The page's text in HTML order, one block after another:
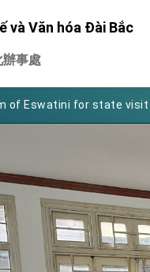
và Văn hóa Đài Bắc
辦事處
in Arizona, advancing
Symposium
New Year
on Taiwan- US
exhibit at TIBE